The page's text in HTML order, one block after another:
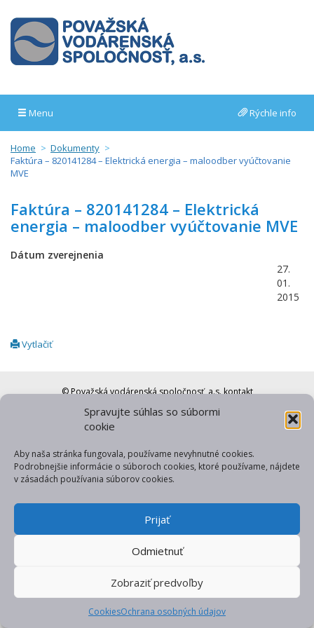
Spravujte súhlas so súbormi
cookie
Aby naša stránka fungovala, používame nevyhnutné cookies.
Podrobnejšie informácie o súboroch cookies, ktoré používame, nájdete
v zásadách používania súborov cookies.
Prijať
Odmietnuť
Zobraziť predvoľby
CookiesOchrana osobných údajov
Menu Rýchle info
Home
Dokumenty
Faktúra – 820141284 – Elektrická energia – maloodber vyúčtovanie
MVE
Faktúra – 820141284 – Elektrická
energia – maloodber vyúčtovanie MVE
Dátum zverejnenia
27.
01.
2015
Vytlačiť
© Považská vodárenská spoločnosť, a.s.kontakt
web od gfxpulse